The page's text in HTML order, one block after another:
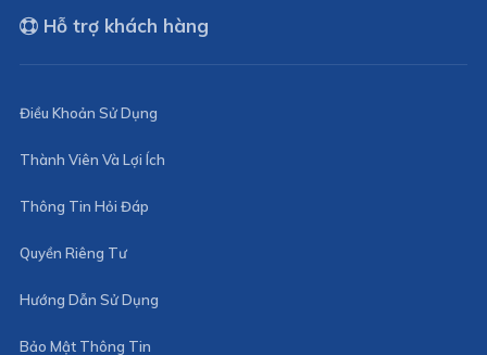
Hỗ trợ khách hàng
Điều Khoản Sử Dụng
Thành Viên Và Lợi Ích
Thông Tin Hỏi Đáp
Quyền Riêng Tư
Hướng Dẫn Sử Dụng
Bảo Mật Thông Tin